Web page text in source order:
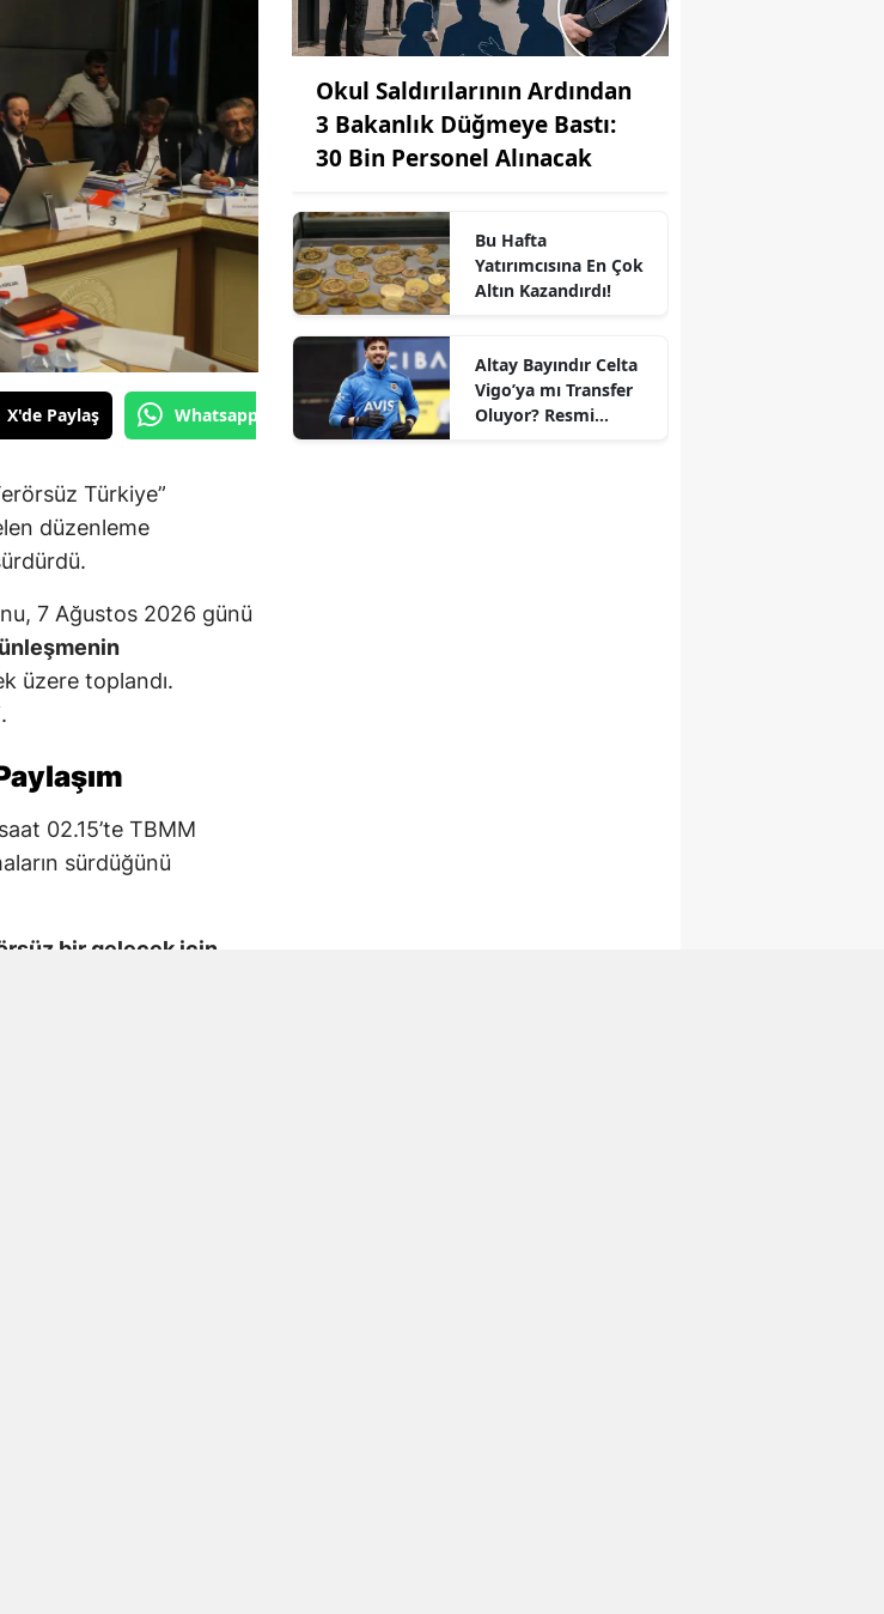
X'de Paylaş Whatsapp'tan Gönder
Türkiye”
düzenleme
7 Ağustos 2026 günü
üzere toplandı.
02.15’te TBMM
sürdüğünü
bir gelecek için
Okul Saldırılarının Ardından
3 Bakanlık Düğmeye Bastı:
30 Bin Personel Alınacak
Bu Hafta
Yatırımcısına En Çok
Altın Kazandırdı!
Altay Bayındır Celta
Vigo’ya mı Transfer
Oluyor? Resmi